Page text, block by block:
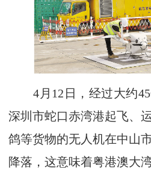
4月12日，经过大约45
深圳市蛇口赤湾港起飞、
鸽等货物的无人机在中山
降落，这意味着粤港澳大